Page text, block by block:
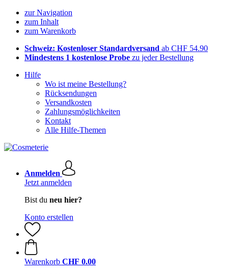
zur Navigation
zum Inhalt
zum Warenkorb
Schweiz: Kostenloser Standardversand ab CHF 54.90
Mindestens 1 kostenlose Probe zu jeder Bestellung
Hilfe
Wo ist meine Bestellung?
Rücksendungen
Versandkosten
Zahlungsmöglichkeiten
Kontakt
Alle Hilfe-Themen
Anmelden
Jetzt anmelden
Bist du neu hier?
Konto erstellen
Warenkorb CHF 0.00